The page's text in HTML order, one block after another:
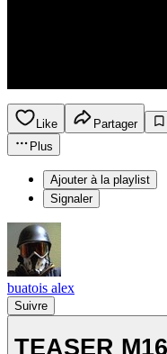
Like Partager
Plus
Ajouter à la playlist
Signaler
buatois alex
Suivre
TEASER